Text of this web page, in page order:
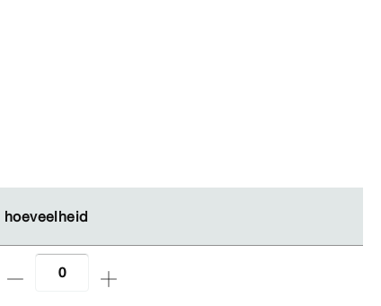
hoeveelheid
hoeveelheid